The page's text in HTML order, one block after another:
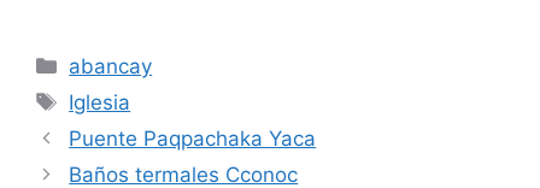
Categorías
abancay
Etiquetas
Iglesia
Puente Paqpachaka Yaca
Baños termales Cconoc